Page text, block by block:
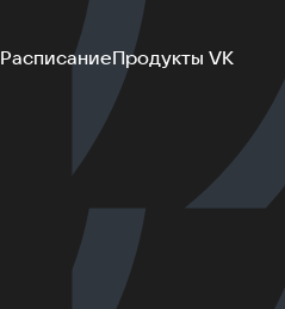
РасписаниеПродукты VK